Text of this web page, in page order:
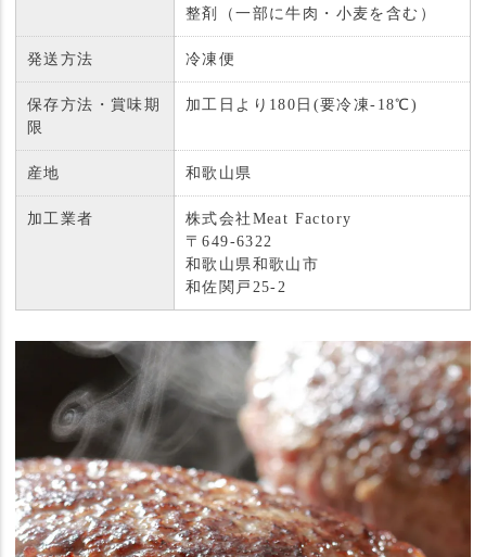
整剤（一部に牛肉・小麦を含む）
発送方法 冷凍便
保存方法・賞味期
限
加工日より180日(要冷凍-18℃)
産地 和歌山県
加工業者
株式会社Meat Factory
〒649-6322
和歌山県和歌山市
和佐関戸25-2